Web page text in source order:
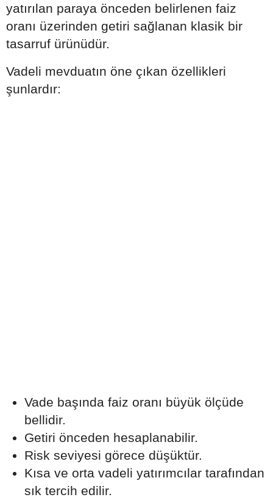
yatırılan paraya önceden belirlenen faiz
oranı üzerinden getiri sağlanan klasik bir
tasarruf ürünüdür.
Vadeli mevduatın öne çıkan özellikleri
şunlardır:
Vade başında faiz oranı büyük ölçüde
bellidir.
Getiri önceden hesaplanabilir.
Risk seviyesi görece düşüktür.
Kısa ve orta vadeli yatırımcılar tarafından
sık tercih edilir.